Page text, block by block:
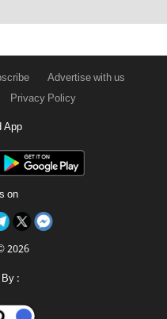
Advertise with us
Privacy Policy
App
on
2026
: